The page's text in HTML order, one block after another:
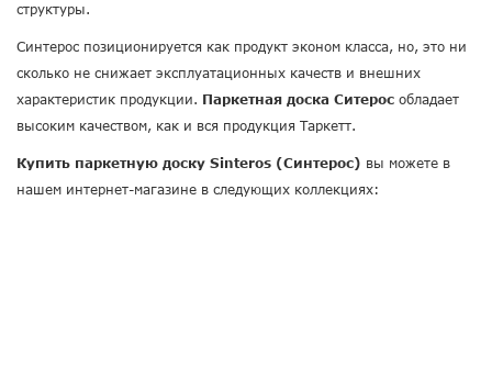
структуры.
Синтерос позиционируется как продукт эконом класса, но, это ни
сколько не снижает эксплуатационных качеств и внешних
характеристик продукции. Паркетная доска Ситерос обладает
высоким качеством, как и вся продукция Таркетт.
Купить паркетную доску Sinteros (Синтерос) вы можете в
нашем интернет-магазине в следующих коллекциях: